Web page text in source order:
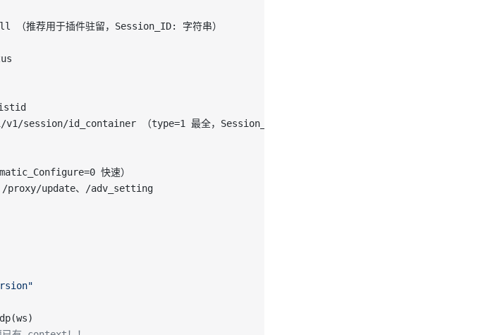
推荐用于插件驻留，Session_ID: 字符串）
listid
v1/session/id_container （type=1 最全，Session_ID: 数组）
快速）
/proxy/update、/adv_setting